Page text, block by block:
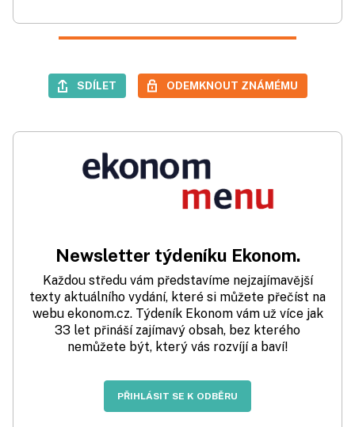
SDÍLET ODEMKNOUT ZNÁMÉMU
Newsletter týdeníku Ekonom.
Každou středu vám představíme nejzajímavější
texty aktuálního vydání, které si můžete přečíst na
webu ekonom.cz. Týdeník Ekonom vám už více jak
33 let přináší zajímavý obsah, bez kterého
nemůžete být, který vás rozvíjí a baví!
PŘIHLÁSIT SE K ODBĚRU